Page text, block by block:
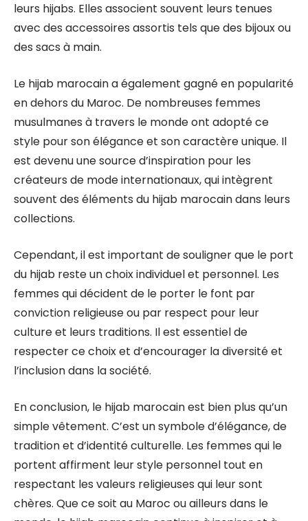
leurs hijabs. Elles associent souvent leurs tenues
avec des accessoires assortis tels que des bijoux ou
des sacs à main.
Le hijab marocain a également gagné en popularité
en dehors du Maroc. De nombreuses femmes
musulmanes à travers le monde ont adopté ce
style pour son élégance et son caractère unique. Il
est devenu une source d’inspiration pour les
créateurs de mode internationaux, qui intègrent
souvent des éléments du hijab marocain dans leurs
collections.
Cependant, il est important de souligner que le port
du hijab reste un choix individuel et personnel. Les
femmes qui décident de le porter le font par
conviction religieuse ou par respect pour leur
culture et leurs traditions. Il est essentiel de
respecter ce choix et d’encourager la diversité et
l’inclusion dans la société.
En conclusion, le hijab marocain est bien plus qu’un
simple vêtement. C’est un symbole d’élégance, de
tradition et d’identité culturelle. Les femmes qui le
portent affirment leur style personnel tout en
respectant les valeurs religieuses qui leur sont
chères. Que ce soit au Maroc ou ailleurs dans le